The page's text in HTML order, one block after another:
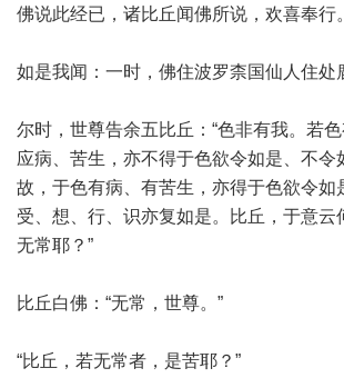
佛说此经已，诸比丘闻佛所说，欢喜奉行。
如是我闻：一时，佛住波罗柰国仙人住处
尔时，世尊告余五比丘：“色非有我。若
应病、苦生，亦不得于色欲令如是、不令
故，于色有病、有苦生，亦得于色欲令如
受、想、行、识亦复如是。比丘，于意云
无常耶？”
比丘白佛：“无常，世尊。”
“比丘，若无常者，是苦耶？”